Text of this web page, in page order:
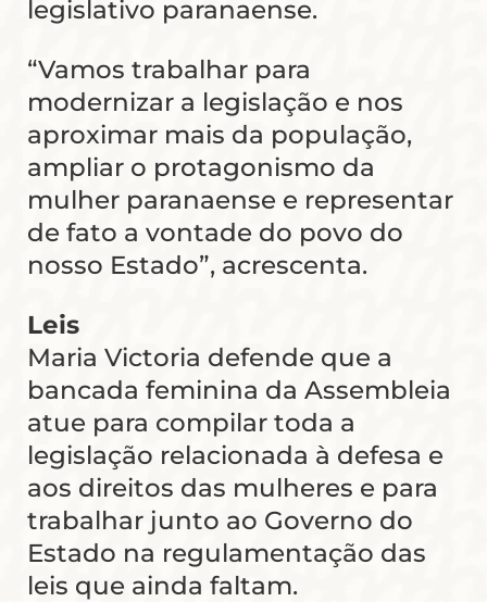
legislativo paranaense.
“Vamos trabalhar para
modernizar a legislação e nos
aproximar mais da população,
ampliar o protagonismo da
mulher paranaense e representar
de fato a vontade do povo do
nosso Estado”, acrescenta.
Leis
Maria Victoria defende que a
bancada feminina da Assembleia
atue para compilar toda a
legislação relacionada à defesa e
aos direitos das mulheres e para
trabalhar junto ao Governo do
Estado na regulamentação das
leis que ainda faltam.